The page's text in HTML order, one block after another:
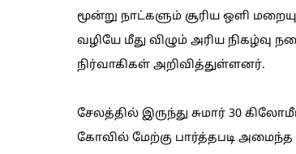
மூன்று நாட்களும் சூரிய ஒளி
வழியே மீது விழும் அரிய
நிர்வாகிகள் அறிவித்துள்ளனர்.
சேலத்தில் இருந்து சுமார் 30
கோவில் மேற்கு பார்த்தபடி